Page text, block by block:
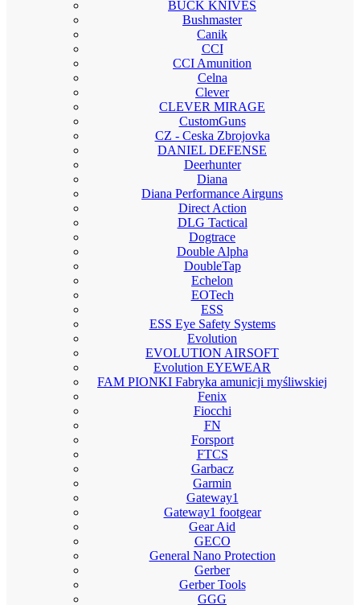
BUCK KNIVES
Bushmaster
Canik
CCI
CCI Amunition
Celna
Clever
CLEVER MIRAGE
CustomGuns
CZ - Ceska Zbrojovka
DANIEL DEFENSE
Deerhunter
Diana
Diana Performance Airguns
Direct Action
DLG Tactical
Dogtrace
Double Alpha
DoubleTap
Echelon
EOTech
ESS
ESS Eye Safety Systems
Evolution
EVOLUTION AIRSOFT
Evolution EYEWEAR
FAM PIONKI Fabryka amunicji myśliwskiej
Fenix
Fiocchi
FN
Forsport
FTCS
Garbacz
Garmin
Gateway1
Gateway1 footgear
Gear Aid
GECO
General Nano Protection
Gerber
Gerber Tools
GGG